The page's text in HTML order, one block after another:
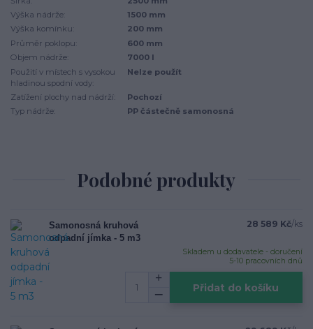
Výška nádrže:
1500 mm
Výška komínku:
200 mm
Průměr poklopu:
600 mm
Objem nádrže:
7000 l
Použití v místech s vysokou
hladinou spodní vody:
Nelze použít
Zatížení plochy nad nádrží:
Pochozí
Typ nádrže:
PP částečně samonosná
Podobné produkty
Samonosná kruhová
odpadní jímka - 5 m3
28 589 Kč/ks
Skladem u dodavatele - doručení
5-10 pracovních dnů
Přidat do košíku